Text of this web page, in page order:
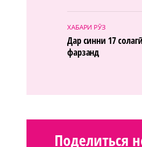
ХАБАРИ РӮЗ
Дар синни 17
фарзанд
Поделиться